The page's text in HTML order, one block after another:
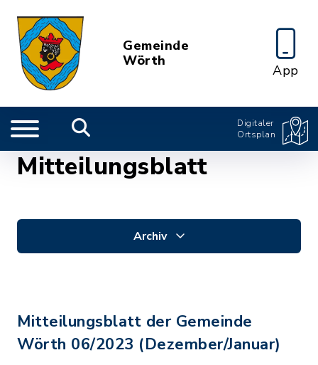
Gemeinde
Wörth
App
Digitaler
Ortsplan
Mitteilungsblatt
Archiv
Mitteilungsblatt der Gemeinde
Wörth 06/2023 (Dezember/Januar)